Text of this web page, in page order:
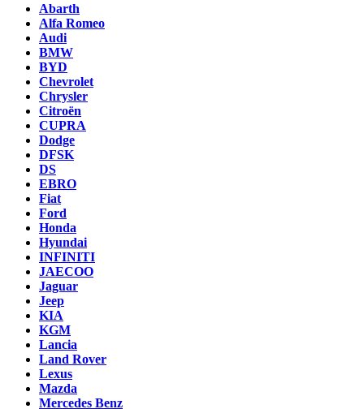
Abarth
Alfa Romeo
Audi
BMW
BYD
Chevrolet
Chrysler
Citroën
CUPRA
Dodge
DFSK
DS
EBRO
Fiat
Ford
Honda
Hyundai
INFINITI
JAECOO
Jaguar
Jeep
KIA
KGM
Lancia
Land Rover
Lexus
Mazda
Mercedes Benz